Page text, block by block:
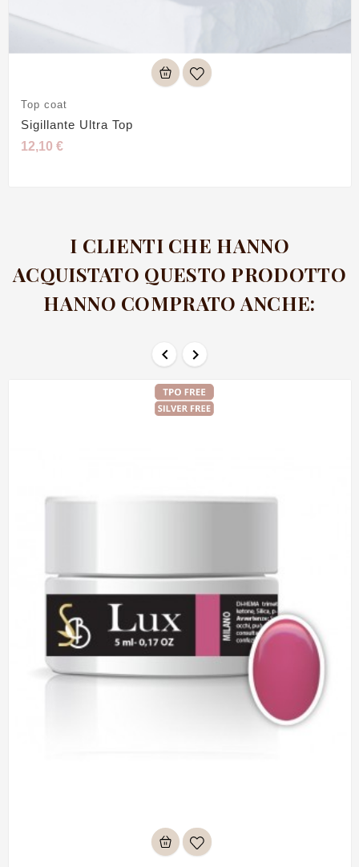
Top coat
Sigillante Ultra Top
12,10 €
I CLIENTI CHE HANNO
ACQUISTATO QUESTO PRODOTTO
HANNO COMPRATO ANCHE:
 